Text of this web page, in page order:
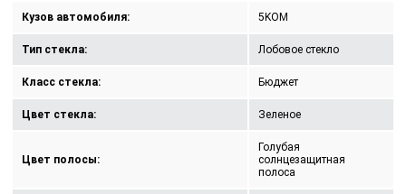
Кузов автомобиля: 5KOM
Тип стекла: Лобовое стекло
Класс стекла: Бюджет
Цвет стекла: Зеленое
Цвет полосы:
Голубая
солнцезащитная
полоса
ПОЛИТИКА КОНФИДЕНЦИАЛЬНОСТИ